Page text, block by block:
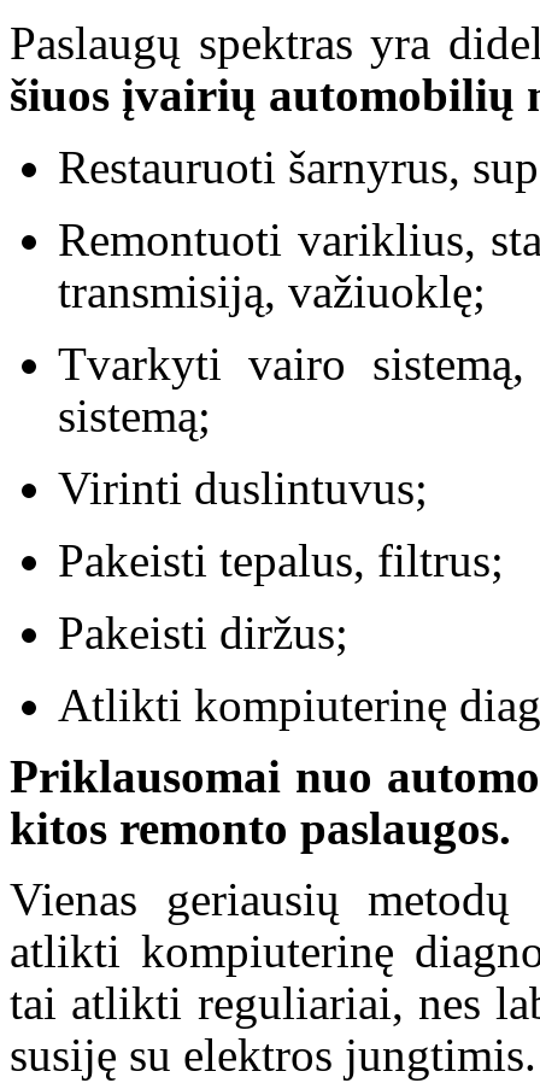
Paslaugų spektras yra
šiuos įvairių automobilių
Restauruoti šarnyrus,
Remontuoti variklius,
transmisiją, važiuoklę;
Tvarkyti vairo
sistemą;
Virinti duslintuvus;
Pakeisti tepalus, filtrus;
Pakeisti diržus;
Atlikti kompiuterinę
Priklausomai nuo
kitos remonto paslaugos.
Vienas geriausių
atlikti kompiuterinę
tai atlikti reguliariai, nes
susiję su elektros jungtimis.